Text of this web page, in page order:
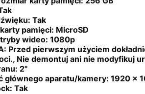
Tak
pamięci: MicroSD
wideo: 1080p
Przed pierwszym użyciem
Nie demontuj ani nie modyfikuj
2"
głównego aparatu/kamery: 1920 x
Tak